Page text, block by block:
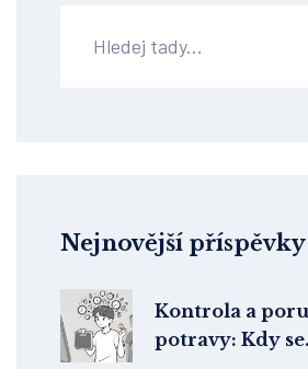
Nejnovější příspěvky
Kontrola a
potravy: Kdy se